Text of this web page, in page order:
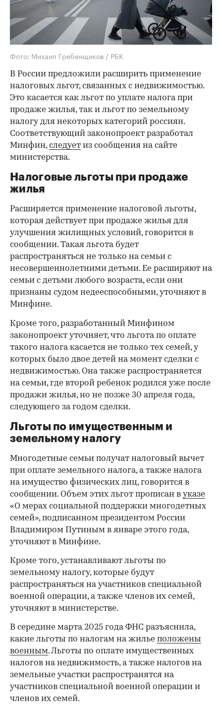
Фото: Михаил Гребенщиков / РБК
В России предложили расширить применение
налоговых льгот, связанных с недвижимостью.
Это касается как льгот по уплате налога при
продаже жилья, так и льгот по земельному
налогу для некоторых категорий россиян.
Соответствующий законопроект разработал
Минфин,следует из сообщения на сайте
министерства.
Налоговые льготы при продаже
жилья
Расширяется применение налоговой льготы,
которая действует при продаже жилья для
улучшения жилищных условий, говорится в
сообщении. Такая льгота будет
распространяться не только на семьи с
несовершеннолетними детьми. Ее расширяют на
семьи с детьми любого возраста, если они
признаны судом недееспособными, уточняют в
Минфине.
Кроме того, разработанный Минфином
законопроект уточняет, что льгота по оплате
такого налога касается не только тех семей, у
которых было двое детей на момент сделки с
недвижимостью. Она также распространяется
на семьи, где второй ребенок родился уже после
продажи жилья, но не позже 30 апреля года,
следующего за годом сделки.
Льготы по имущественным и
земельному налогу
Многодетные семьи получат налоговый вычет
при оплате земельного налога, а также налога
на имущество физических лиц, говорится в
сообщении. Объем этих льгот прописан в указе
«О мерах социальной поддержки многодетных
семей», подписанном президентом России
Владимиром Путиным в январе этого года,
уточняют в Минфине.
Кроме того, устанавливают льготы по
земельному налогу, которые будут
распространяться на участников специальной
военной операции, а также членов их семей,
уточняют в министерстве.
В середине марта 2025 года ФНС разъяснила,
какие льготы по налогам на жилье положены
военным. Льготы по оплате имущественных
налогов на недвижимость, а также налогов на
земельные участки распространятся на
участников специальной военной операции и
членов их семей.